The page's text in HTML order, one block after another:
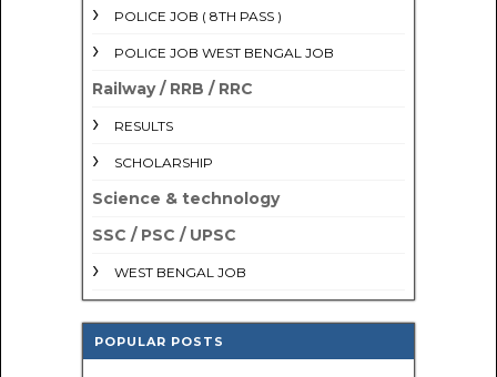
POLICE JOB ( 8TH PASS )
POLICE JOB WEST BENGAL JOB
Railway / RRB / RRC
RESULTS
SCHOLARSHIP
Science & technology
SSC / PSC / UPSC
WEST BENGAL JOB
POPULAR POSTS